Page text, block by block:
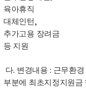
육아휴직
대체인턴 ,
추가고용 장려금
등 지원
다. 변경내용 : 근무환경
부분에 최초지정지원금